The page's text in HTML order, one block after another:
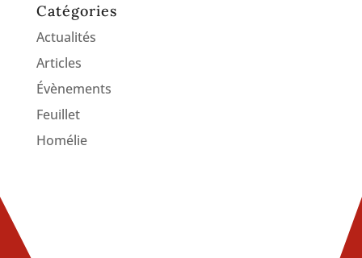
Catégories
Actualités
Articles
Évènements
Feuillet
Homélie